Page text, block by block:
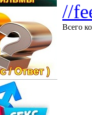
//
Всего